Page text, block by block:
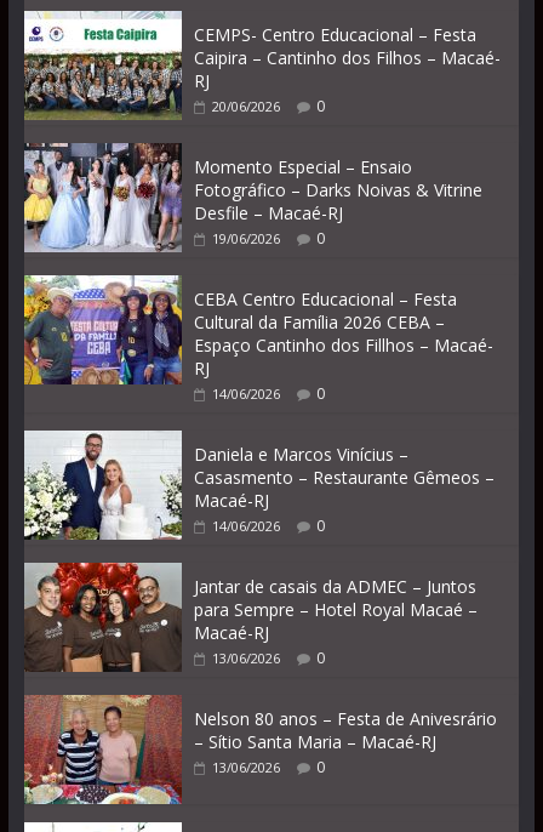
CEMPS- Centro Educacional – Festa
Caipira – Cantinho dos Filhos – Macaé-
RJ
20/06/2026 0
Momento Especial – Ensaio
Fotográfico – Darks Noivas & Vitrine
Desfile – Macaé-RJ
19/06/2026 0
CEBA Centro Educacional – Festa
Cultural da Família 2026 CEBA –
Espaço Cantinho dos Fillhos – Macaé-
RJ
14/06/2026 0
Daniela e Marcos Vinícius –
Casasmento – Restaurante Gêmeos –
Macaé-RJ
14/06/2026 0
Jantar de casais da ADMEC – Juntos
para Sempre – Hotel Royal Macaé –
Macaé-RJ
13/06/2026 0
Nelson 80 anos – Festa de Anivesrário
– Sítio Santa Maria – Macaé-RJ
13/06/2026 0